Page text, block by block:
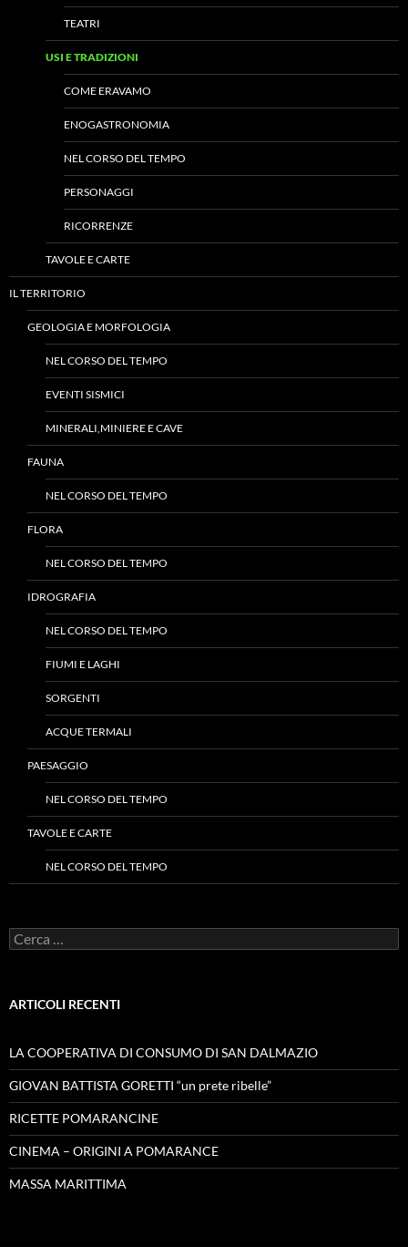
TEATRI
USI E TRADIZIONI
COME ERAVAMO
ENOGASTRONOMIA
NEL CORSO DEL TEMPO
PERSONAGGI
RICORRENZE
TAVOLE E CARTE
IL TERRITORIO
GEOLOGIA E MORFOLOGIA
NEL CORSO DEL TEMPO
EVENTI SISMICI
MINERALI,MINIERE E CAVE
FAUNA
NEL CORSO DEL TEMPO
FLORA
NEL CORSO DEL TEMPO
IDROGRAFIA
NEL CORSO DEL TEMPO
FIUMI E LAGHI
SORGENTI
ACQUE TERMALI
PAESAGGIO
NEL CORSO DEL TEMPO
TAVOLE E CARTE
NEL CORSO DEL TEMPO
Ricerca
per:
ARTICOLI RECENTI
LA COOPERATIVA DI CONSUMO DI SAN DALMAZIO
GIOVAN BATTISTA GORETTI “un prete ribelle”
RICETTE POMARANCINE
CINEMA – ORIGINI A POMARANCE
MASSA MARITTIMA